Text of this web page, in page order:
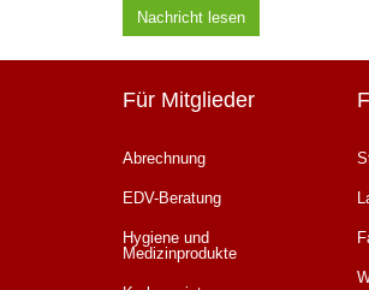
Nachricht lesen
Für Mitglieder
Abrechnung
EDV-Beratung
Hygiene und
Medizinprodukte